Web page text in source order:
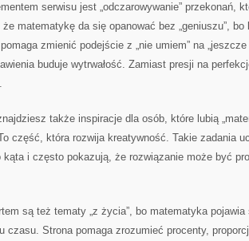
serwisu jest „odczarowywanie” przekonań,
że matematykę da się opanować bez „geniuszu”,
zmienić podejście z „nie umiem” na
buduje wytrwałość. Zamiast presji na
także inspiracje dla osób, które lubią
To część, która rozwija kreatywność. Takie zadania
kąta i często pokazują, że rozwiązanie może być
są też tematy „z życia”, bo matematyka
czasu. Strona pomaga zrozumieć procenty,